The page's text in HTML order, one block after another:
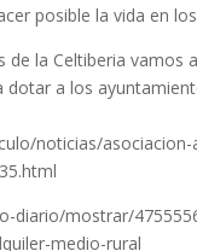
posible la vida en
de la Celtiberia vamos
a los
noticias/
diario/mostrar/
medio-rural